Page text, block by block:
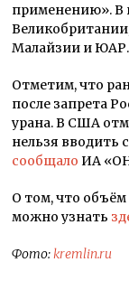
применению». В
Малайзии и ЮАР.
Отметим, что
после запрета
урана. В США
нельзя вводить
сообщало ИА
О том, что
можно узнать
Фото:kremlin.ru